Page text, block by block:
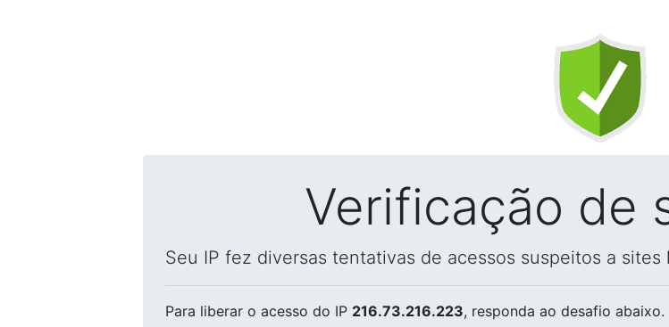
Verificação de
Seu IP fez diversas tentativas de acessos suspeitos a sites
Para liberar o acesso do IP 216.73.216.223, responda ao desafio abaixo.